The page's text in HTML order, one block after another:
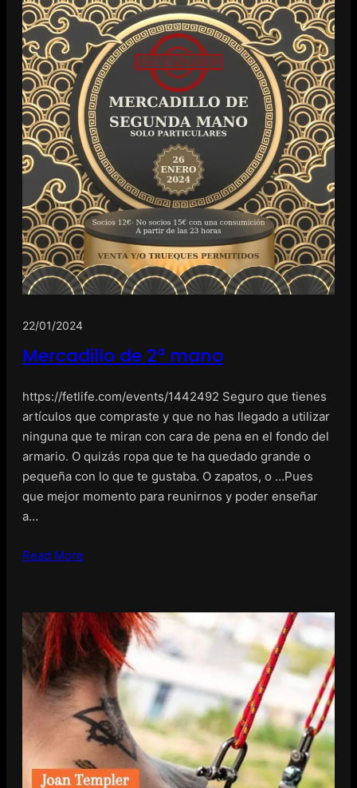
22/01/2024
Mercadillo de 2ª mano
https://fetlife.com/events/1442492 Seguro que tienes
artículos que compraste y que no has llegado a utilizar
ninguna que te miran con cara de pena en el fondo del
armario. O quizás ropa que te ha quedado grande o
pequeña con lo que te gustaba. O zapatos, o …Pues
que mejor momento para reunirnos y poder enseñar
a…
Read More